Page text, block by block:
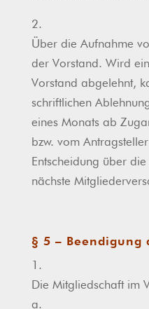
2.
Über die Aufnahme
der Vorstand. Wird
Vorstand abgelehnt,
schriftlichen
eines Monats ab
bzw. vom
Entscheidung über
nächste
§ 5 – Beendigung
1.
Die Mitgliedschaft im
a.